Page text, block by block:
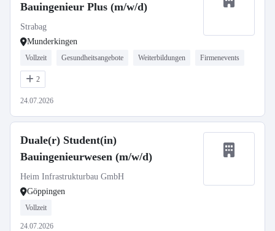
Bauingenieur Plus (m/w/d)
Strabag
Munderkingen
Vollzeit Gesundheitsangebote Weiterbildungen Firmenevents
2
24.07.2026
Duale(r) Student(in)
Bauingenieurwesen (m/w/d)
Heim Infrastrukturbau GmbH
Göppingen
Vollzeit
24.07.2026